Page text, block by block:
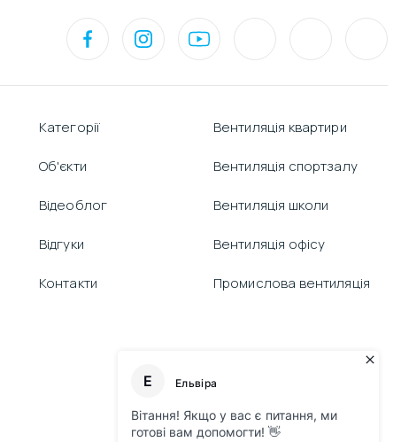
Категорії Вентиляція квартири
Об'єкти Вентиляція спортзалу
Відеоблог Вентиляція школи
Відгуки Вентиляція офісу
Контакти Промислова вентиляція